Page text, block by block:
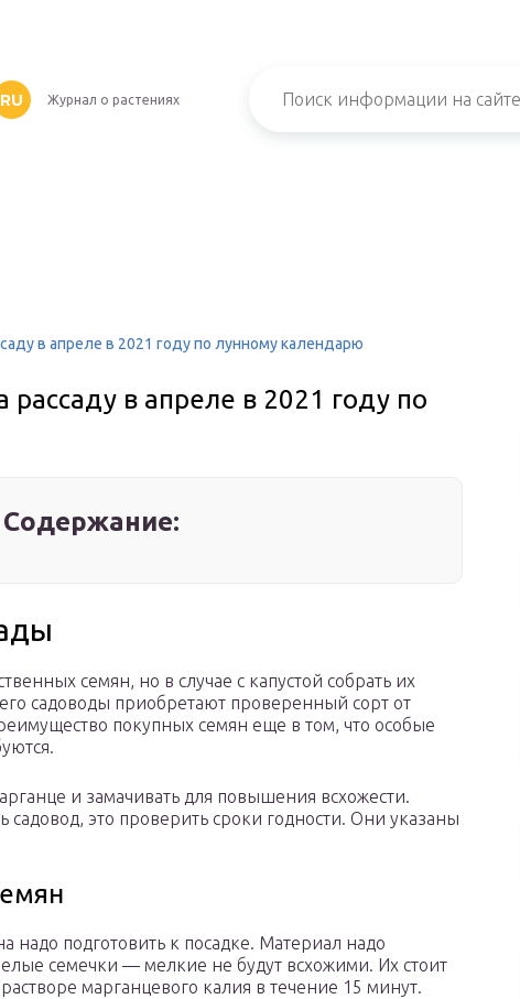
RU Журнал о растениях
в апреле в 2021 году по лунному календарю
рассаду в апреле в 2021 году по
Содержание:
семян, но в случае с капустой собрать их
садоводы приобретают проверенный сорт от
покупных семян еще в том, что особые
и замачивать для повышения всхожести.
садовод, это проверить сроки годности. Они указаны
надо подготовить к посадке. Материал надо
семечки — мелкие не будут всхожими. Их стоит
марганцевого калия в течение 15 минут.